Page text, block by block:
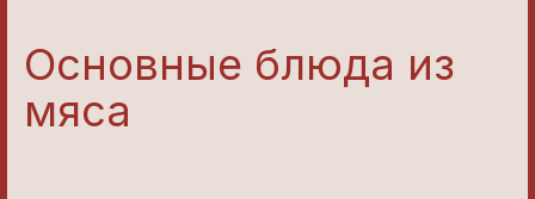
Основные блюда из
мяса